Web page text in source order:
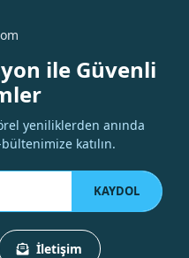
ile Güvenli
yeniliklerden anında
katılın.
KAYDOL
İletişim